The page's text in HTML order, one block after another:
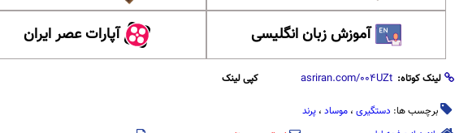
آموزش زبان انگلیسی آپارات عصر ایران
لینک کوتاه: کپی لینک
برچسب ها: دستگیری ، موساد ، پرند